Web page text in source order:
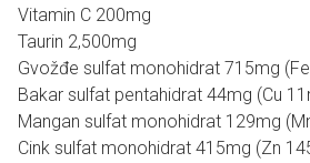
Vitamin C 200mg
Taurin 2,500mg
Gvožđe sulfat monohidrat 715mg
Bakar sulfat pentahidrat 44mg (Cu
Mangan sulfat monohidrat 129mg
Cink sulfat monohidrat 415mg (Zn